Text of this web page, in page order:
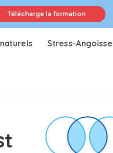
Télécharge la formation
Stress-Angoisse